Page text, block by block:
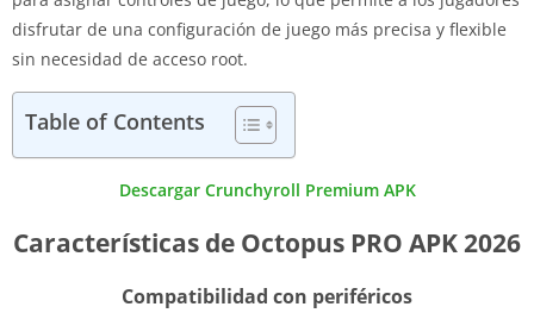
disfrutar de una configuración de juego más precisa y flexible
sin necesidad de acceso root.
Table of Contents
Descargar Crunchyroll Premium APK
Características de Octopus PRO APK 2026
Compatibilidad con periféricos